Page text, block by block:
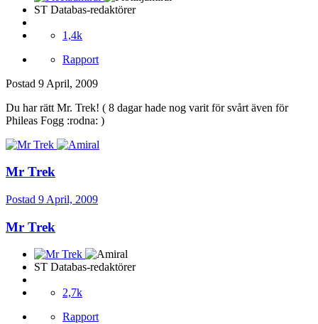
ST Databas-redaktörer
1,4k
Rapport
Postad 9 April, 2009
Du har rätt Mr. Trek! ( 8 dagar hade nog varit för svårt även för
Phileas Fogg :rodna: )
Mr Trek
Postad 9 April, 2009
Mr Trek
ST Databas-redaktörer
2,7k
Rapport